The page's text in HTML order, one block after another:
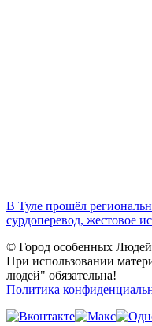
В Туле прошёл
сурдоперевод, жестовое
© Город особенных Людей
При использовании
людей" обязательна!
Политика